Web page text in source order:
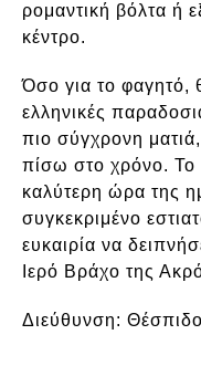
ρομαντική βόλτα ή
κέντρο.
Όσο για το φαγητό,
ελληνικές
πιο σύγχρονη
πίσω στο χρόνο. Το
καλύτερη ώρα της
συγκεκριμένο
ευκαιρία να
Ιερό Βράχο της
Διεύθυνση: